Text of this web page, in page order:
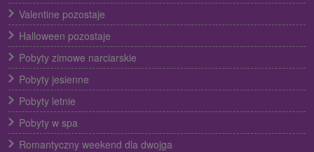
Valentine pozostaje
Halloween pozostaje
Pobyty zimowe narciarskie
Pobyty jesienne
Pobyty letnie
Pobyty w spa
Romantyczny weekend dla dwojga